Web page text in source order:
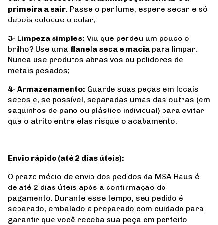
primeira a sair. Passe o perfume, espere secar e só
depois coloque o colar;
3- Limpeza simples: Viu que perdeu um pouco o
brilho? Use uma flanela seca e macia para limpar.
Nunca use produtos abrasivos ou polidores de
metais pesados;
4- Armazenamento: Guarde suas peças em locais
secos e, se possível, separadas umas das outras (em
saquinhos de pano ou plástico individual) para evitar
que o atrito entre elas risque o acabamento.
Envio rápido (até 2 dias úteis):
O prazo médio de envio dos pedidos da MSA Haus é
de até 2 dias úteis após a confirmação do
pagamento. Durante esse tempo, seu pedido é
separado, embalado e preparado com cuidado para
garantir que você receba sua peça em perfeito